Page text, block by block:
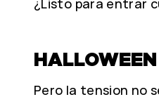
Pero la tension no